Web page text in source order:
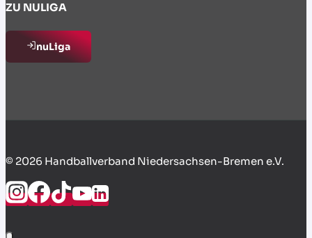
ZU NULIGA
nuLiga
© 2026 Handballverband Niedersachsen-Bremen e.V.